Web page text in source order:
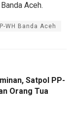
Aceh.
WH Banda Aceh
Satpol PP-
Orang Tua